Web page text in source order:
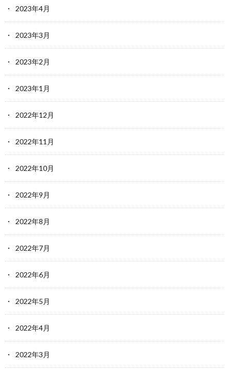
2023年4月
2023年3月
2023年2月
2023年1月
2022年12月
2022年11月
2022年10月
2022年9月
2022年8月
2022年7月
2022年6月
2022年5月
2022年4月
2022年3月